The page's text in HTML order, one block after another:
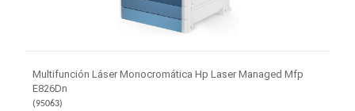
Multifunción Láser Monocromática Hp Laser Managed Mfp
E826Dn
(95063)